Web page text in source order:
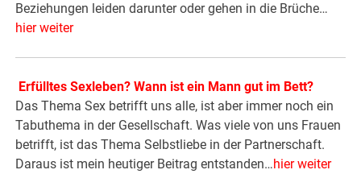
Beziehungen leiden darunter oder gehen in die Brüche…
hier weiter
Erfülltes Sexleben? Wann ist ein Mann gut im Bett?
Das Thema Sex betrifft uns alle, ist aber immer noch ein
Tabuthema in der Gesellschaft. Was viele von uns Frauen
betrifft, ist das Thema Selbstliebe in der Partnerschaft.
Daraus ist mein heutiger Beitrag entstanden…hier weiter